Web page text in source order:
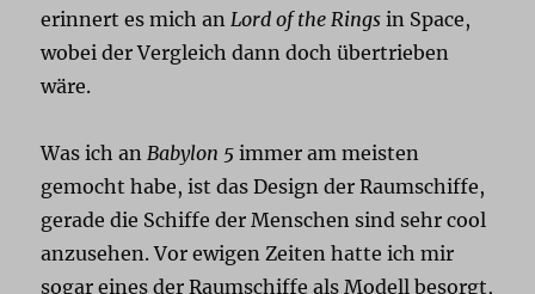
erinnert es mich anLord of the Rings in Space,
wobei der Vergleich dann doch übertrieben
wäre.
Was ich anBabylon 5 immer am meisten
gemocht habe, ist das Design der Raumschiffe,
gerade die Schiffe der Menschen sind sehr cool
anzusehen. Vor ewigen Zeiten hatte ich mir
sogar eines der Raumschiffe als Modell besorgt,